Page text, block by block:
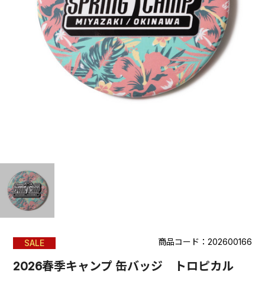
SALE 商品コード：202600166
2026春季キャンプ 缶バッジ トロピカル